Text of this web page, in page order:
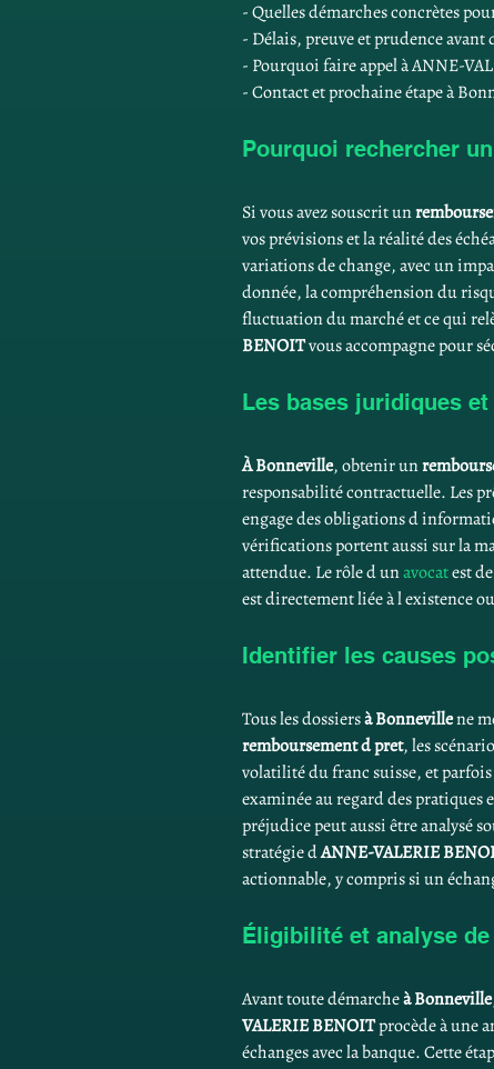
- Quelles démarches concrètes
- Délais, preuve et prudence
- Pourquoi faire appel à ANNE-
- Contact et prochaine étape à
Pourquoi rechercher
Si vous avez souscrit un
vos prévisions et la réalité des
variations de change, avec un
donnée, la compréhension du
fluctuation du marché et ce qui
BENOIT vous accompagne pour
Les bases juridiques
À Bonneville, obtenir un
responsabilité contractuelle. Les
engage des obligations d
vérifications portent aussi sur la
attendue. Le rôle d un avocat est
est directement liée à l existence
Identifier les causes
Tous les dossiers à Bonneville ne
remboursement d pret, les
volatilité du franc suisse, et
examinée au regard des
préjudice peut aussi être analysé
stratégie d ANNE-VALERIE
actionnable, y compris si un
Éligibilité et analyse
Avant toute démarche à Bonneville
VALERIE BENOIT procède à une
échanges avec la banque. Cette